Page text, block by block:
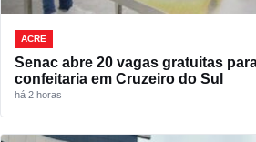
ACRE
Senac abre 20 vagas gratuitas
confeitaria em Cruzeiro do Sul
há 2 horas